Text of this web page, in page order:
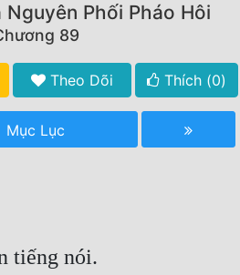
Nguyên Phối Pháo Hôi
89
Theo Dõi Thích (0)
Mục Lục
tiếng nói.